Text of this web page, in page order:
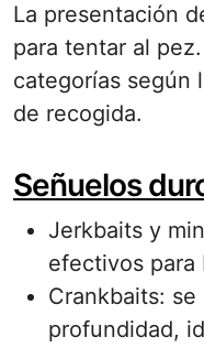
La presentación
para tentar al
categorías según
de recogida.
Señuelos
Jerkbaits y
efectivos para
Crankbaits:
profundidad,